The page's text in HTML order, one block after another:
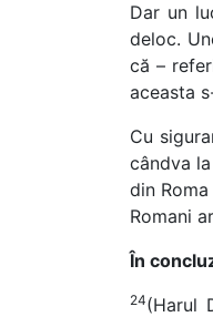
Dar un
deloc.
că –
aceasta
Cu
cândva
din
Romani
În
24(Harul